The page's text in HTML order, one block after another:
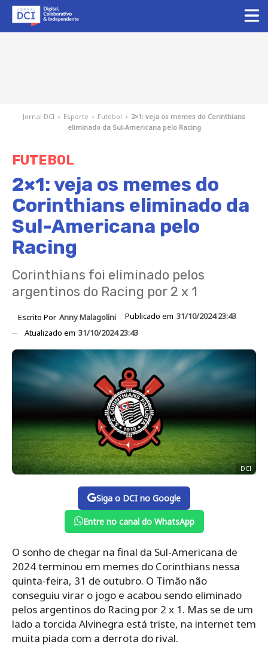
Jornal DCI › Esporte › Futebol › 2×1: veja os memes do Corinthians
eliminado da Sul-Americana pelo Racing
FUTEBOL
2×1: veja os memes do
Corinthians eliminado da
Sul-Americana pelo
Racing
Corinthians foi eliminado pelos
argentinos do Racing por 2 x 1
Escrito Por Anny Malagolini Publicado em 31/10/2024 23:43
Atualizado em 31/10/2024 23:43
DCI
Siga o DCI no Google
Entre no canal do WhatsApp
O sonho de chegar na final da Sul-Americana de
2024 terminou em memes do Corinthians nessa
quinta-feira, 31 de outubro. O Timão não
conseguiu virar o jogo e acabou sendo eliminado
pelos argentinos do Racing por 2 x 1. Mas se de um
lado a torcida Alvinegra está triste, na internet tem
muita piada com a derrota do rival.